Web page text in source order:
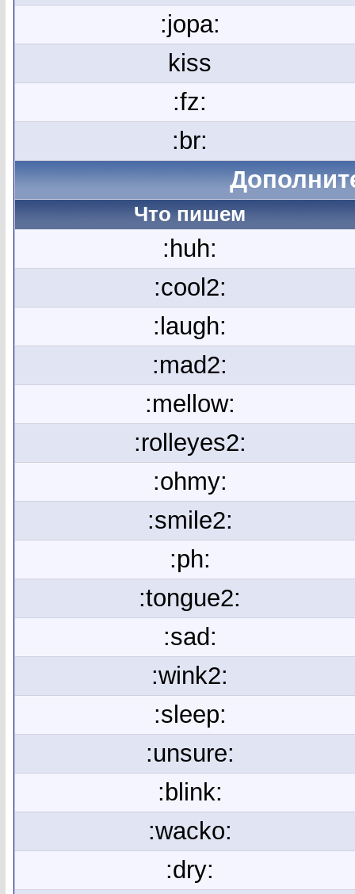
:jopa:
kiss
:fz:
:br:
Что пишем
:huh:
:cool2:
:laugh:
:mad2:
:mellow:
:rolleyes2:
:ohmy:
:smile2:
:ph:
:tongue2:
:sad:
:wink2:
:sleep:
:unsure:
:blink:
:wacko:
:dry: